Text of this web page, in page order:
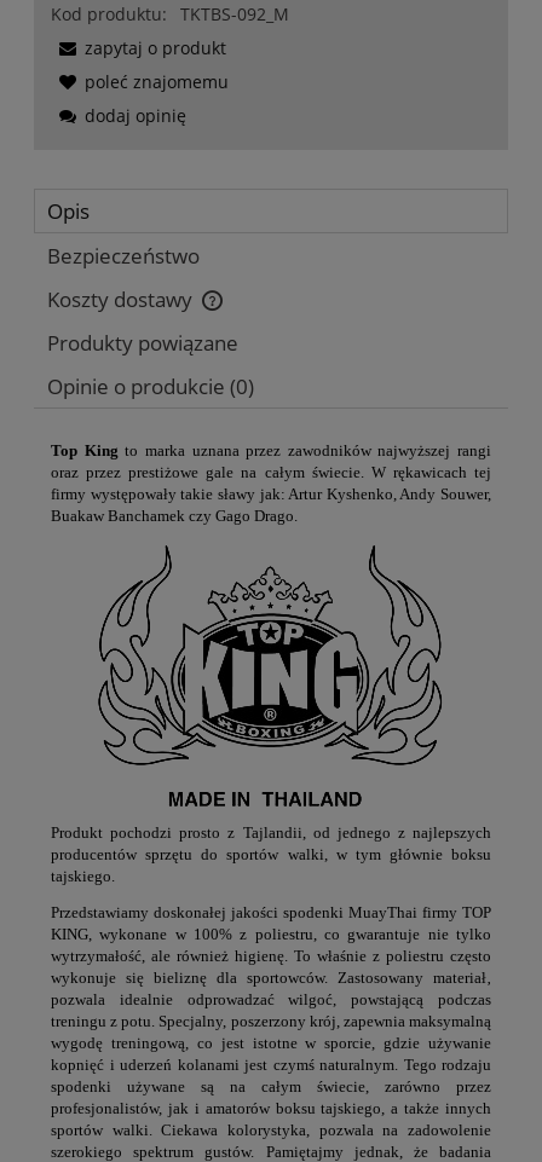
Kod produktu:
TKTBS-092_M
zapytaj o produkt
poleć znajomemu
dodaj opinię
Opis
Bezpieczeństwo
Koszty dostawy
Cena nie zawiera ewentualnych kosztów płatności
Produkty powiązane
Opinie o produkcie (0)
Top King to marka uznana przez zawodników najwyższej rangi
oraz przez prestiżowe gale na całym świecie. W rękawicach tej
firmy występowały takie sławy jak: Artur Kyshenko, Andy Souwer,
Buakaw Banchamek czy Gago Drago.
Produkt pochodzi prosto z Tajlandii, od jednego z najlepszych
producentów sprzętu do sportów walki, w tym głównie boksu
tajskiego.
Przedstawiamy doskonałej jakości spodenki MuayThai firmy TOP
KING, wykonane w 100% z poliestru, co gwarantuje nie tylko
wytrzymałość, ale również higienę. To właśnie z poliestru często
wykonuje się bieliznę dla sportowców. Zastosowany materiał‚
pozwala idealnie odprowadzać wilgoć, powstającą podczas
treningu z potu. Specjalny, poszerzony krój, zapewnia maksymalną
wygodę treningową, co jest istotne w sporcie, gdzie używanie
kopnięć i uderzeń kolanami jest czymś naturalnym. Tego rodzaju
spodenki używane są na całym świecie, zarówno przez
profesjonalistów, jak i amatorów boksu tajskiego, a także innych
sportów walki. Ciekawa kolorystyka, pozwala na zadowolenie
szerokiego spektrum gustów. Pamiętajmy jednak, że badania